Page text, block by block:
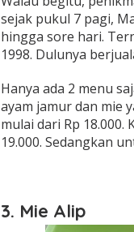
sejak pukul 7 pagi,
hingga sore hari.
1998. Dulunya
Hanya ada 2 menu
ayam jamur dan mie
mulai dari Rp
19.000. Sedangkan
3. Mie Alip